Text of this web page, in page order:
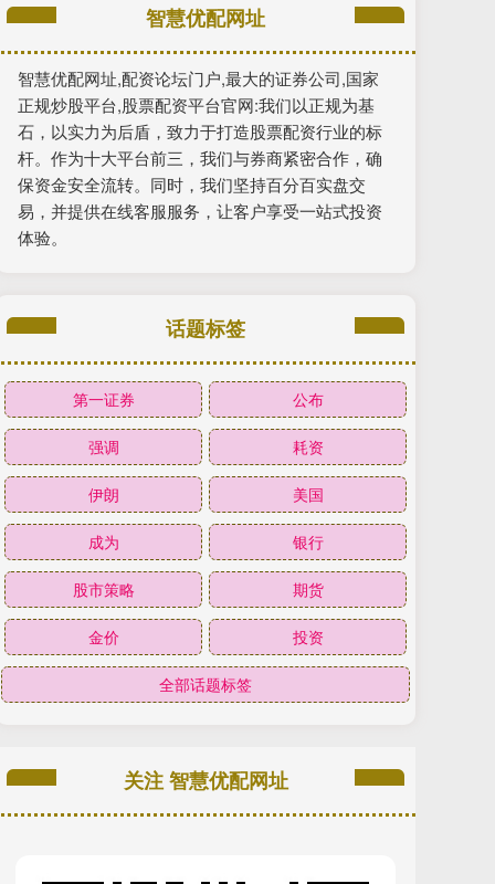
智慧优配网址
智慧优配网址,配资论坛门户,最大的证券公司,国家
正规炒股平台,股票配资平台官网:我们以正规为基
石，以实力为后盾，致力于打造股票配资行业的标
杆。作为十大平台前三，我们与券商紧密合作，确
保资金安全流转。同时，我们坚持百分百实盘交
易，并提供在线客服服务，让客户享受一站式投资
体验。
话题标签
第一证券 公布
强调 耗资
伊朗 美国
成为 银行
股市策略 期货
金价 投资
全部话题标签
关注 智慧优配网址